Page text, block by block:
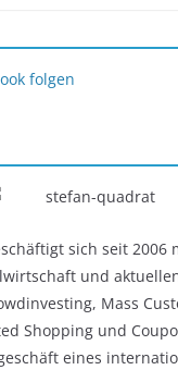
folgen
sich seit 2006
und
Mass
Shopping und
eines